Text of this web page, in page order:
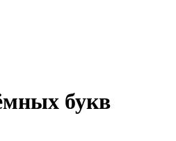
букв